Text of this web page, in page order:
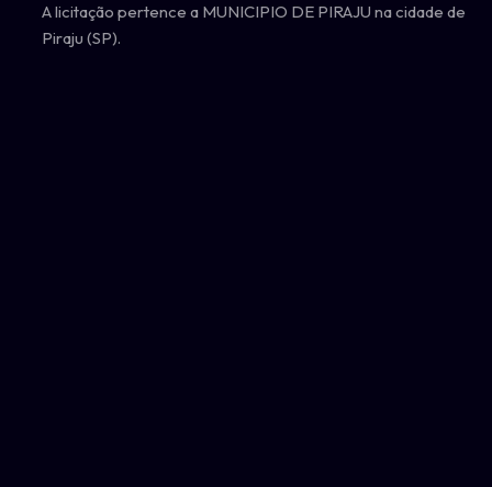
A licitação pertence a MUNICIPIO DE PIRAJU na cidade de
Piraju (SP).